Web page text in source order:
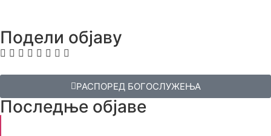
Подели објаву
РАСПОРЕД БОГОСЛУЖЕЊА
Последње објаве